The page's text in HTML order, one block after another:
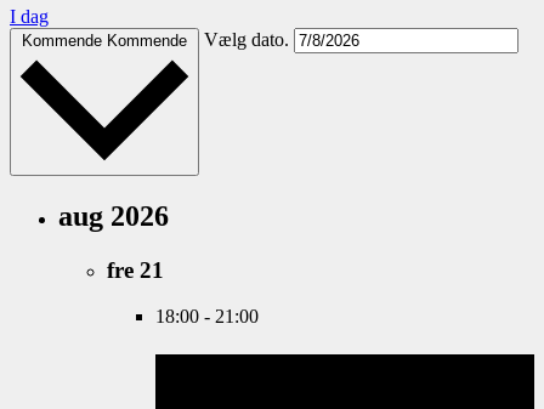
I dag
Kommende Kommende Vælg dato.
aug 2026
fre 21
18:00 - 21:00